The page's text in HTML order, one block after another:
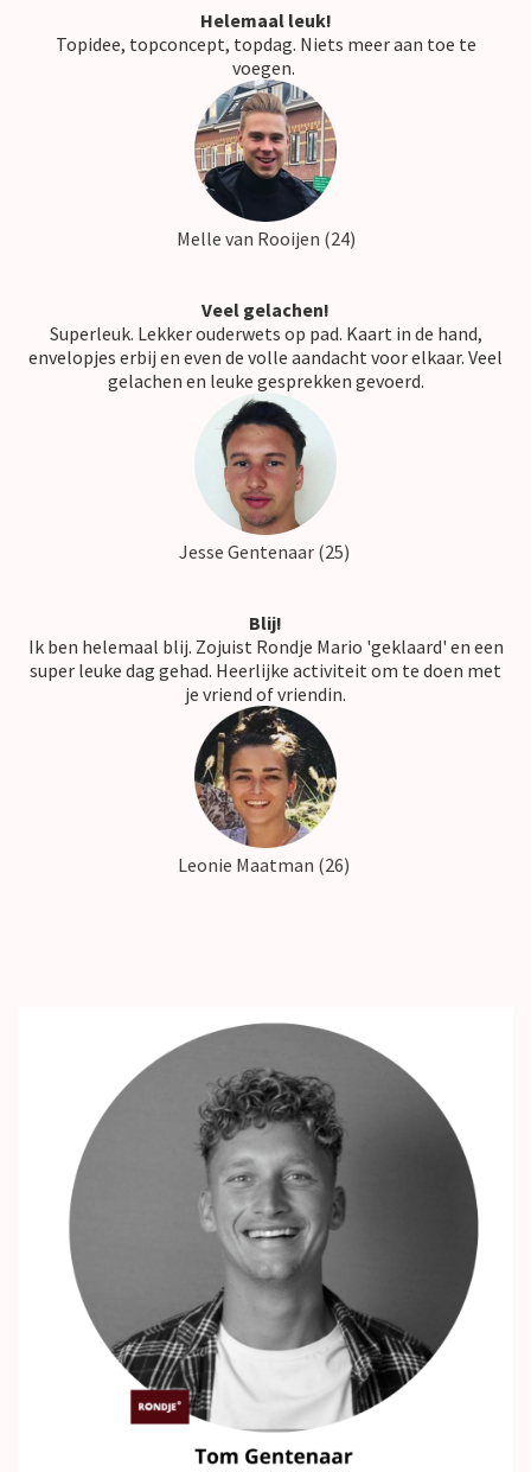
Helemaal leuk!
Topidee, topconcept, topdag. Niets meer aan toe te
voegen.
Melle van Rooijen (24)
Veel gelachen!
Superleuk. Lekker ouderwets op pad. Kaart in de hand,
envelopjes erbij en even de volle aandacht voor elkaar. Veel
gelachen en leuke gesprekken gevoerd.
Jesse Gentenaar (25)
Blij!
Ik ben helemaal blij. Zojuist Rondje Mario 'geklaard' en een
super leuke dag gehad. Heerlijke activiteit om te doen met
je vriend of vriendin.
Leonie Maatman (26)